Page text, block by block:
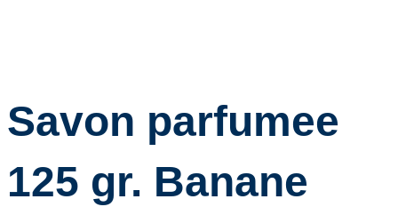
Savon parfumee
125 gr. Banane